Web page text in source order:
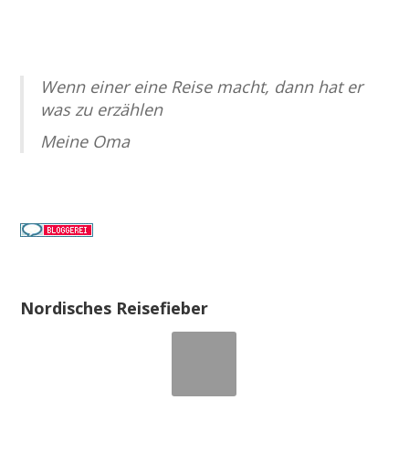
Wenn einer eine Reise macht, dann hat er
was zu erzählen
Meine Oma
Nordisches Reisefieber